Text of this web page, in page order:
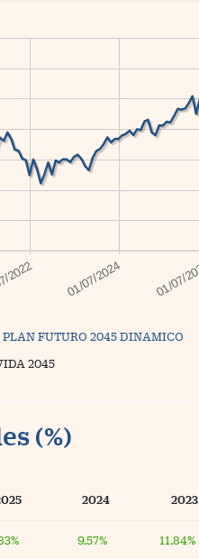
FUTURO 2045 DINAMICO
2045
(%)
2024 2023
9,57% 11,84%